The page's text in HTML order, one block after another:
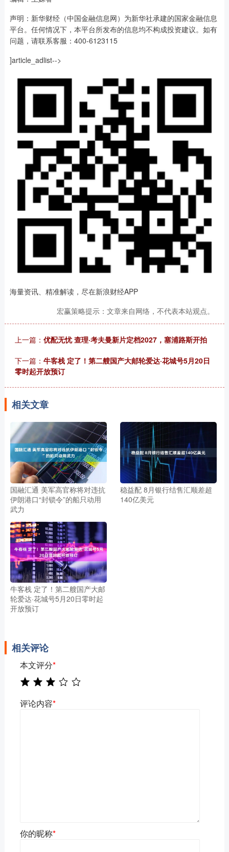
声明：新华财经（中国金融信息网）为新华社承建的国家金融信息
平台。任何情况下，本平台所发布的信息均不构成投资建议。如有
问题，请联系客服：400-6123115
]article_adlist-->
海量资讯、精准解读，尽在新浪财经APP
宏赢策略提示：文章来自网络，不代表本站观点。
上一篇： 优配无忧 查理·考夫曼新片定档2027，塞浦路斯开拍
下一篇： 牛客栈 定了！第二艘国产大邮轮爱达·花城号5月20日
零时起开放预订
相关文章
国融汇通 美军高官称将对违抗
伊朗港口“封锁令”的船只动用
武力
稳益配 8月银行结售汇顺差超
140亿美元
牛客栈 定了！第二艘国产大邮
轮爱达·花城号5月20日零时起
开放预订
相关评论
本文评分*
评论内容*
你的昵称*